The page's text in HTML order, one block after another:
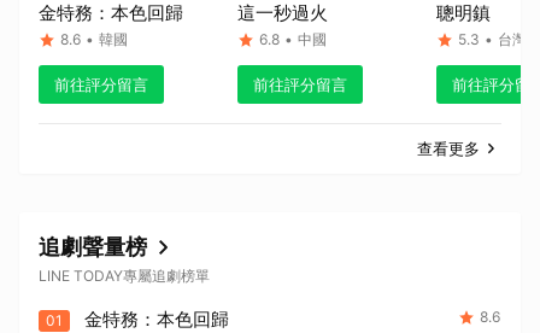
金特務：本色回歸
8.6 • 韓國
前往評分留言
這一秒過火
6.8 • 中國
前往評分留言
聰明鎮
5.3 • 台灣
前往評分留
查看更多
追劇聲量榜
LINE TODAY專屬追劇榜單
01
金特務：本色回歸 8.6